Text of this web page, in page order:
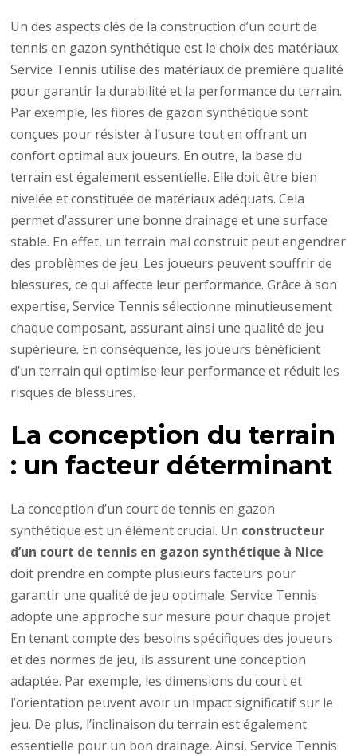
?
Un des aspects clés de la construction d’un court de
tennis en gazon synthétique est le choix des matériaux.
Service Tennis utilise des matériaux de première qualité
pour garantir la durabilité et la performance du terrain.
Par exemple, les fibres de gazon synthétique sont
conçues pour résister à l’usure tout en offrant un
confort optimal aux joueurs. En outre, la base du
terrain est également essentielle. Elle doit être bien
nivelée et constituée de matériaux adéquats. Cela
permet d’assurer une bonne drainage et une surface
stable. En effet, un terrain mal construit peut engendrer
des problèmes de jeu. Les joueurs peuvent souffrir de
blessures, ce qui affecte leur performance. Grâce à son
expertise, Service Tennis sélectionne minutieusement
chaque composant, assurant ainsi une qualité de jeu
supérieure. En conséquence, les joueurs bénéficient
d’un terrain qui optimise leur performance et réduit les
risques de blessures.
La conception du terrain
: un facteur déterminant
La conception d’un court de tennis en gazon
synthétique est un élément crucial. Un constructeur
d’un court de tennis en gazon synthétique à Nice
doit prendre en compte plusieurs facteurs pour
garantir une qualité de jeu optimale. Service Tennis
adopte une approche sur mesure pour chaque projet.
En tenant compte des besoins spécifiques des joueurs
et des normes de jeu, ils assurent une conception
adaptée. Par exemple, les dimensions du court et
l’orientation peuvent avoir un impact significatif sur le
jeu. De plus, l’inclinaison du terrain est également
essentielle pour un bon drainage. Ainsi, Service Tennis